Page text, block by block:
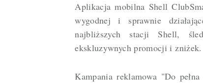
Aplikacja mobilna Shell
wygodnej i sprawnie
najbliższych stacji Shell,
ekskluzywnych promocji i zniżek.
Kampania reklamowa "Do